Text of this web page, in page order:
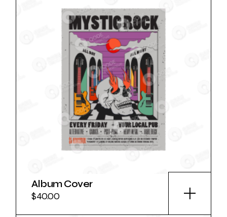
Album Cover
$40.00